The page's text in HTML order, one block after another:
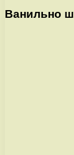
Ванильно